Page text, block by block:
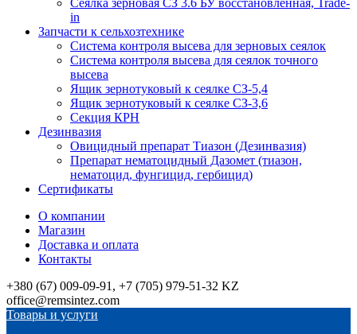
Сеялка зерновая СЗ 3.6 БУ восстановленная, Trade-
in
Запчасти к сельхозтехнике
Система контроля высева для зерновых сеялок
Система контроля высева для сеялок точного
высева
Ящик зернотуковый к сеялке СЗ-5,4
Ящик зернотуковый к сеялке СЗ-3,6
Секция КРН
Дезинвазия
Овицидный препарат Тиазон (Дезинвазия)
Препарат нематоцидный Дазомет (тиазон,
нематоцид, фунгицид, гербицид)
Сертификаты
О компании
Магазин
Доставка и оплата
Контакты
+380 (67) 009-09-91, +7 (705) 979-51-32 KZ
office@remsintez.com
Товары и услуги